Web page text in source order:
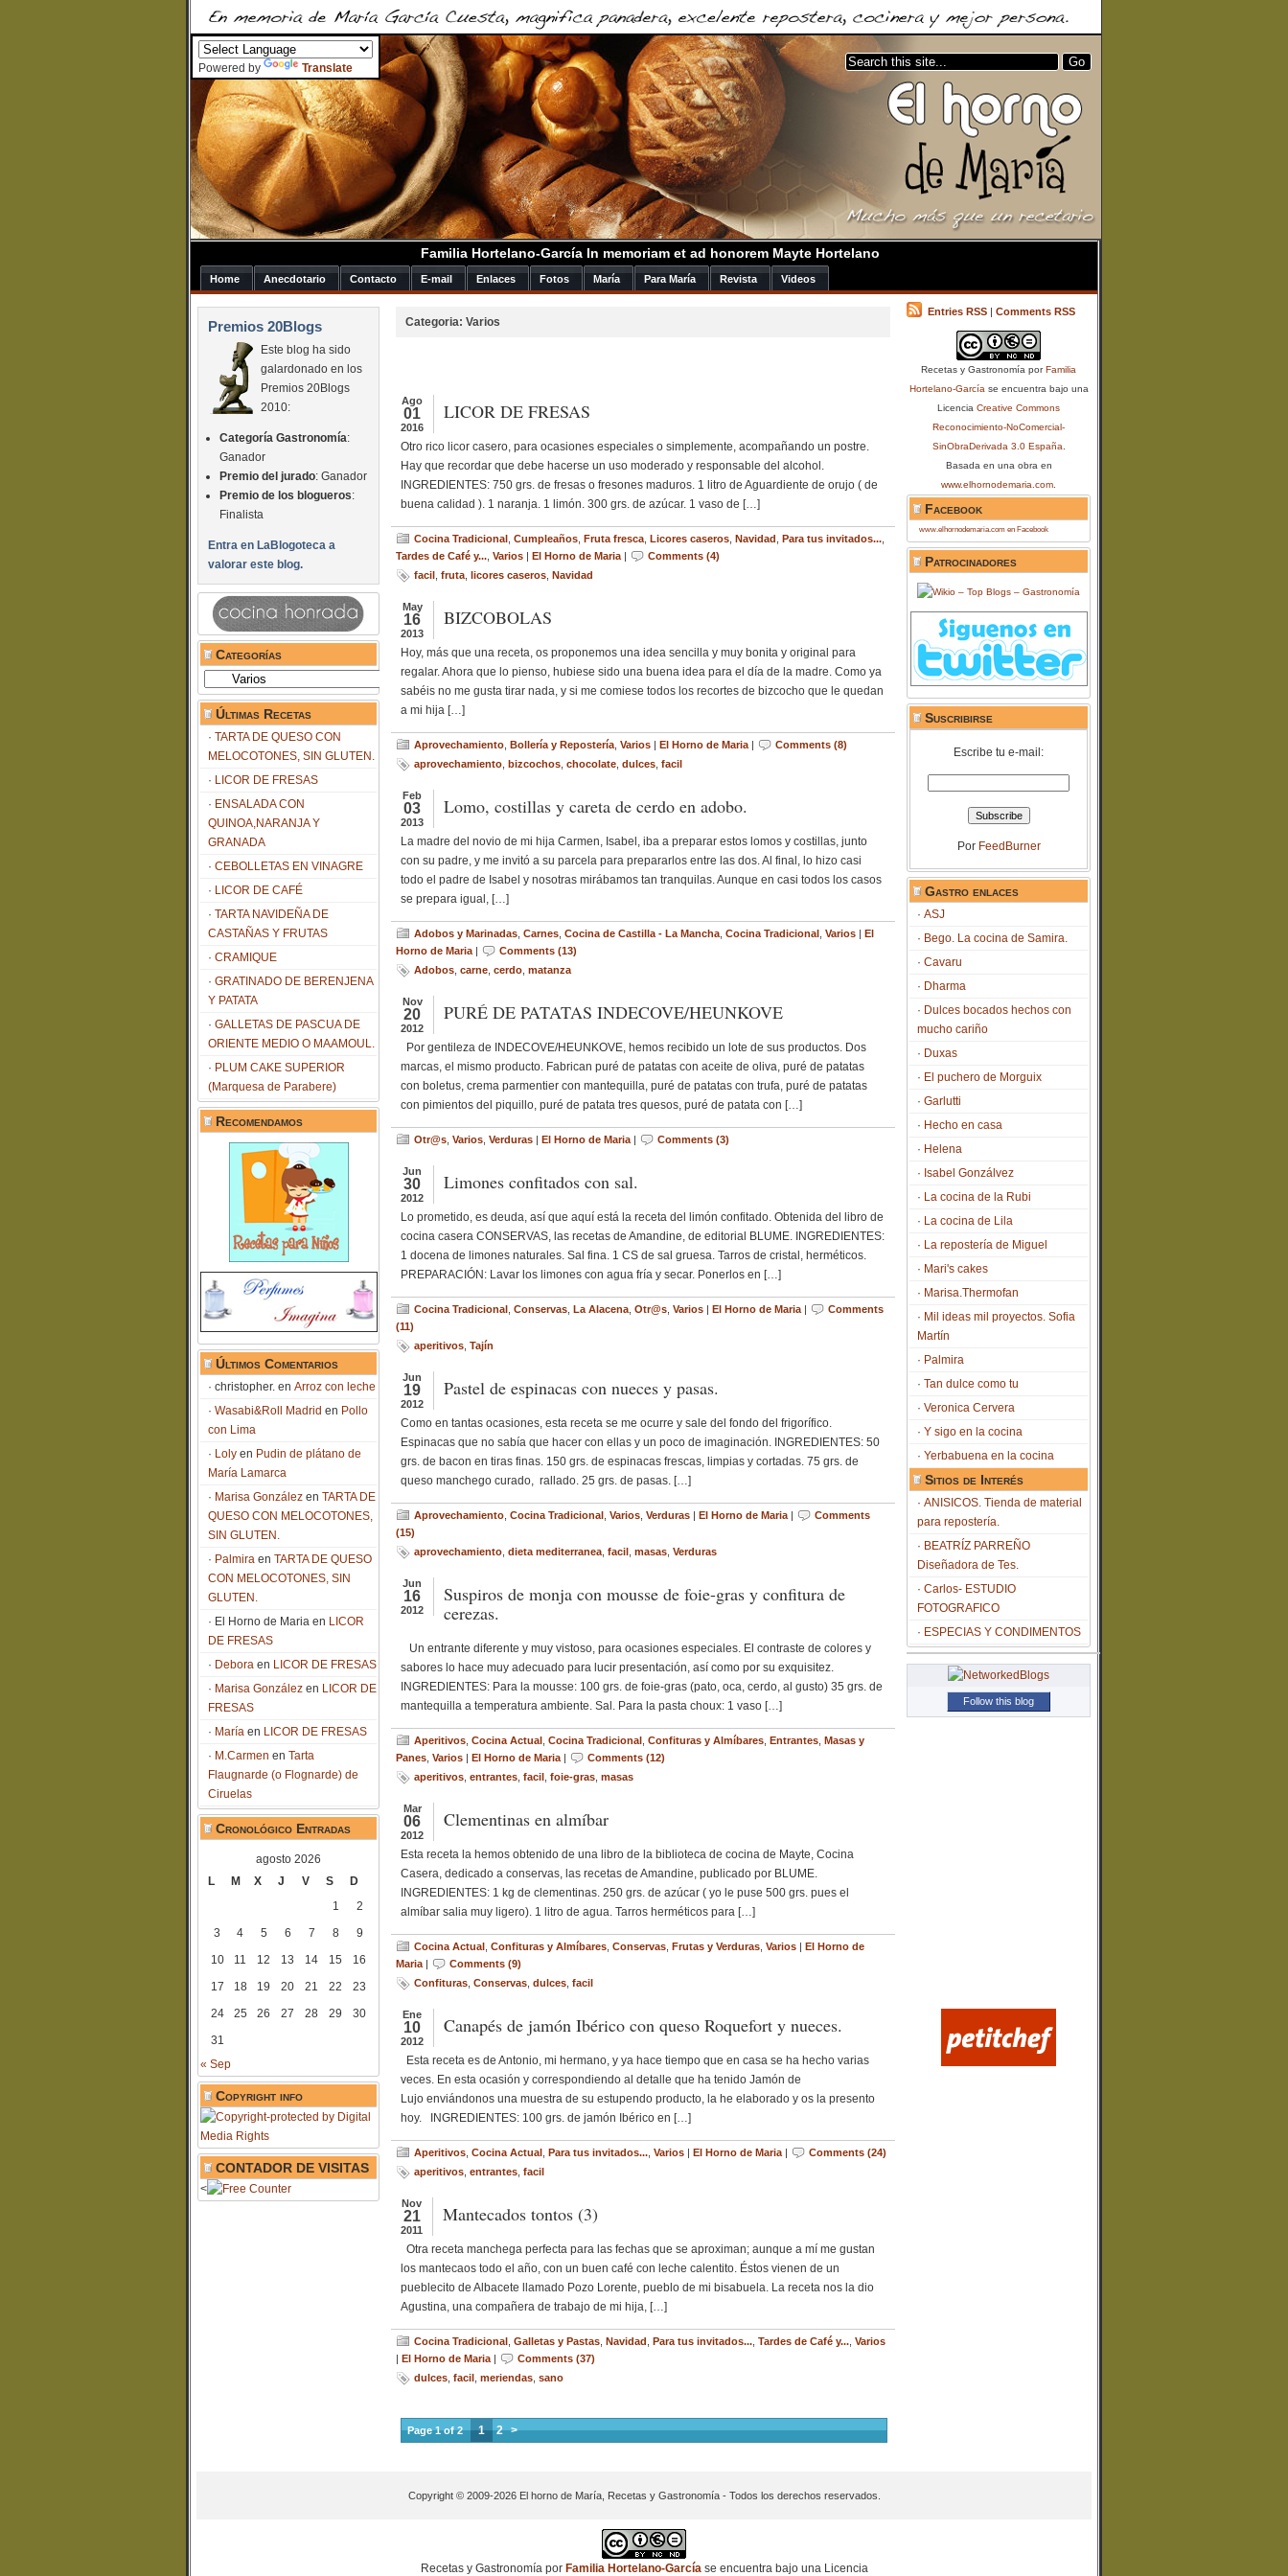
Powered by Translate
Familia Hortelano-García In memoriam et ad honorem Mayte Hortelano
Home Anecdotario Contacto E-mail Enlaces Fotos María Para María Revista Videos
Premios 20Blogs
Este blog ha sido
galardonado en los
Premios 20Blogs
2010:
Categoría Gastronomía:
Ganador
Premio del jurado: Ganador
Premio de los blogueros:
Finalista
Entra en LaBlogoteca a
valorar este blog.
Categorías
Categorías
Últimas Recetas
TARTA DE QUESO CON
MELOCOTONES, SIN GLUTEN.
LICOR DE FRESAS
ENSALADA CON
QUINOA,NARANJA Y
GRANADA
CEBOLLETAS EN VINAGRE
LICOR DE CAFÉ
TARTA NAVIDEÑA DE
CASTAÑAS Y FRUTAS
CRAMIQUE
GRATINADO DE BERENJENA
Y PATATA
GALLETAS DE PASCUA DE
ORIENTE MEDIO O MAAMOUL.
PLUM CAKE SUPERIOR
(Marquesa de Parabere)
Recomendamos
Últimos Comentarios
christopher. en Arroz con leche
Wasabi&Roll Madrid en Pollo
con Lima
Loly en Pudin de plátano de
María Lamarca
Marisa González en TARTA DE
QUESO CON MELOCOTONES,
SIN GLUTEN.
Palmira en TARTA DE QUESO
CON MELOCOTONES, SIN
GLUTEN.
El Horno de Maria en LICOR
DE FRESAS
Debora en LICOR DE FRESAS
Marisa González en LICOR DE
FRESAS
María en LICOR DE FRESAS
M.Carmen en Tarta
Flaugnarde (o Flognarde) de
Ciruelas
Cronológico Entradas
agosto 2026
L
M X J V S
D
1
2
3
4 5 6 7 8
9
10
11 12 13 14 15
16
17
18 19 20 21 22
23
24
25 26 27 28 29
30
31
« Sep
Copyright info
CONTADOR DE VISITAS
<
Categoria: Varios
Ago
01
2016
LICOR DE FRESAS
Otro rico licor casero, para ocasiones especiales o simplemente, acompañando un postre.
Hay que recordar que debe hacerse un uso moderado y responsable del alcohol.
INGREDIENTES: 750 grs. de fresas o fresones maduros. 1 litro de Aguardiente de orujo ( de
buena calidad ). 1 naranja. 1 limón. 300 grs. de azúcar. 1 vaso de […]
Cocina Tradicional Cumpleaños Fruta fresca Licores caseros Navidad Para tus invitados...
Tardes de Café y... Varios | El Horno de Maria |
Comments (4)
facil fruta licores caseros Navidad
May
16
2013
BIZCOBOLAS
Hoy, más que una receta, os proponemos una idea sencilla y muy bonita y original para
regalar. Ahora que lo pienso, hubiese sido una buena idea para el día de la madre. Como ya
sabéis no me gusta tirar nada, y si me comiese todos los recortes de bizcocho que le quedan
a mi hija […]
Aprovechamiento Bollería y Repostería Varios | El Horno de Maria |
Comments (8)
aprovechamiento bizcochos chocolate dulces facil
Feb
03
2013
Lomo, costillas y careta de cerdo en adobo.
La madre del novio de mi hija Carmen, Isabel, iba a preparar estos lomos y costillas, junto
con su padre, y me invitó a su parcela para prepararlos entre las dos. Al final, lo hizo casi
todo el padre de Isabel y nosotras mirábamos tan tranquilas. Aunque en casi todos los casos
se prepara igual, […]
Adobos y Marinadas Carnes Cocina de Castilla - La Mancha Cocina Tradicional Varios | El
Horno de Maria |
Comments (13)
Adobos carne cerdo matanza
Nov
20
2012
PURÉ DE PATATAS INDECOVE/HEUNKOVE
Por gentileza de INDECOVE/HEUNKOVE, hemos recibido un lote de sus productos. Dos
marcas, el mismo producto. Fabrican puré de patatas con aceite de oliva, puré de patatas
con boletus, crema parmentier con mantequilla, puré de patatas con trufa, puré de patatas
con pimientos del piquillo, puré de patata tres quesos, puré de patata con […]
Otr@s Varios Verduras | El Horno de Maria | Comments (3)
Jun
30
2012
Limones confitados con sal.
Lo prometido, es deuda, así que aquí está la receta del limón confitado. Obtenida del libro de
cocina casera CONSERVAS, las recetas de Amandine, de editorial BLUME. INGREDIENTES:
1 docena de limones naturales. Sal fina. 1 CS de sal gruesa. Tarros de cristal, herméticos.
PREPARACIÓN: Lavar los limones con agua fría y secar. Ponerlos en […]
Cocina Tradicional Conservas La Alacena Otr@s Varios | El Horno de Maria |
Comments
(11)
aperitivos Tajín
Jun
19
2012
Pastel de espinacas con nueces y pasas.
Como en tantas ocasiones, esta receta se me ocurre y sale del fondo del frigorífico.
Espinacas que no sabía que hacer con ellas y un poco de imaginación. INGREDIENTES: 50
grs. de bacon en tiras finas. 150 grs. de espinacas frescas, limpias y cortadas. 75 grs. de
queso manchego curado, rallado. 25 grs. de pasas. […]
Aprovechamiento Cocina Tradicional Varios Verduras | El Horno de Maria |
Comments
(15)
aprovechamiento dieta mediterranea facil masas Verduras
Jun
16
2012
Suspiros de monja con mousse de foie-gras y confitura de
cerezas.
Un entrante diferente y muy vistoso, para ocasiones especiales. El contraste de colores y
sabores lo hace muy adecuado para lucir presentación, así como por su exquisitez.
INGREDIENTES: Para la mousse: 100 grs. de foie-gras (pato, oca, cerdo, al gusto) 35 grs. de
mantequilla a temperatura ambiente. Sal. Para la pasta choux: 1 vaso […]
Aperitivos Cocina Actual Cocina Tradicional Confituras y Almíbares Entrantes Masas y
Panes Varios | El Horno de Maria |
Comments (12)
aperitivos entrantes facil foie-gras masas
Mar
06
2012
Clementinas en almíbar
Esta receta la hemos obtenido de una libro de la biblioteca de cocina de Mayte, Cocina
Casera, dedicado a conservas, las recetas de Amandine, publicado por BLUME.
INGREDIENTES: 1 kg de clementinas. 250 grs. de azúcar ( yo le puse 500 grs. pues el
almíbar salia muy ligero). 1 litro de agua. Tarros herméticos para […]
Cocina Actual Confituras y Almíbares Conservas Frutas y Verduras Varios | El Horno de
Maria |
Comments (9)
Confituras Conservas dulces facil
Ene
10
2012
Canapés de jamón Ibérico con queso Roquefort y nueces.
Esta receta es de Antonio, mi hermano, y ya hace tiempo que en casa se ha hecho varias
veces. En esta ocasión y correspondiendo al detalle que ha tenido Jamón de
Lujo enviándonos una muestra de su estupendo producto, la he elaborado y os la presento
hoy. INGREDIENTES: 100 grs. de jamón Ibérico en […]
Aperitivos Cocina Actual Para tus invitados... Varios | El Horno de Maria |
Comments (24)
aperitivos entrantes facil
Nov
21
2011
Mantecados tontos (3)
Otra receta manchega perfecta para las fechas que se aproximan; aunque a mí me gustan
los mantecaos todo el año, con un buen café con leche calentito. Éstos vienen de un
pueblecito de Albacete llamado Pozo Lorente, pueblo de mi bisabuela. La receta nos la dio
Agustina, una compañera de trabajo de mi hija, […]
Cocina Tradicional Galletas y Pastas Navidad Para tus invitados... Tardes de Café y... Varios
| El Horno de Maria |
Comments (37)
dulces facil meriendas sano
Page 1 of 2 1 2 >
Entries RSS | Comments RSS
Recetas y Gastronomía porFamilia
Hortelano-García se encuentra bajo una
Licencia Creative Commons
Reconocimiento-NoComercial-
SinObraDerivada 3.0 España
Basada en una obra en
www.elhornodemaria.com
Facebook
www.elhornodemaria.com en Facebook
Patrocinadores
Suscribirse
Escribe tu e-mail:
Por FeedBurner
Gastro enlaces
ASJ
Bego. La cocina de Samira.
Cavaru
Dharma
Dulces bocados hechos con
mucho cariño
Duxas
El puchero de Morguix
Garlutti
Hecho en casa
Helena
Isabel Gonzálvez
La cocina de la Rubi
La cocina de Lila
La repostería de Miguel
Mari's cakes
Marisa.Thermofan
Mil ideas mil proyectos. Sofia
Martín
Palmira
Tan dulce como tu
Veronica Cervera
Y sigo en la cocina
Yerbabuena en la cocina
Sitios de Interés
ANISICOS. Tienda de material
para repostería.
BEATRÍZ PARREÑO
Diseñadora de Tes.
Carlos- ESTUDIO
FOTOGRAFICO
ESPECIAS Y CONDIMENTOS
Follow this blog
Copyright © 2009-2026 El horno de María, Recetas y Gastronomía - Todos los derechos reservados.
Recetas y Gastronomíapor Familia Hortelano-Garcíase encuentra bajo una Licencia